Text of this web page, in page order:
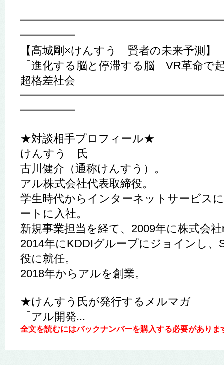
━━━━━
【高城剛×けんすう 賢者の未来予測】
「進化する脳と停滞する脳」VR革命で
超格差社会
━━━━━
★対談相手プロフィール★
けんすう 氏
古川健介（通称けんすう）。
アル株式会社代表取締役。
学生時代からインターネットサービス
ートに入社。
新規事業担当を経て、2009年に株式会
2014年にKDDIグループにジョインし、
役に就任。
2018年からアルを創業。
★けんすう氏が発行するメルマガ
「アル開発...
全文を読むにはバックナンバーを購入する必要がありま